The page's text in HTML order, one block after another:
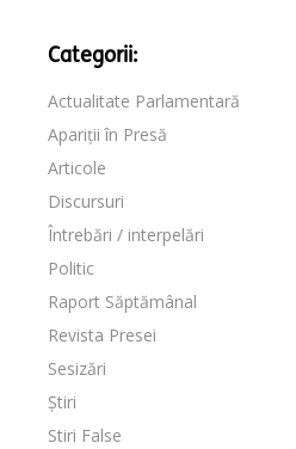
Categorii:
Actualitate Parlamentară
Apariții în Presă
Articole
Discursuri
Întrebări / interpelări
Politic
Raport Săptămânal
Revista Presei
Sesizări
Știri
Stiri False